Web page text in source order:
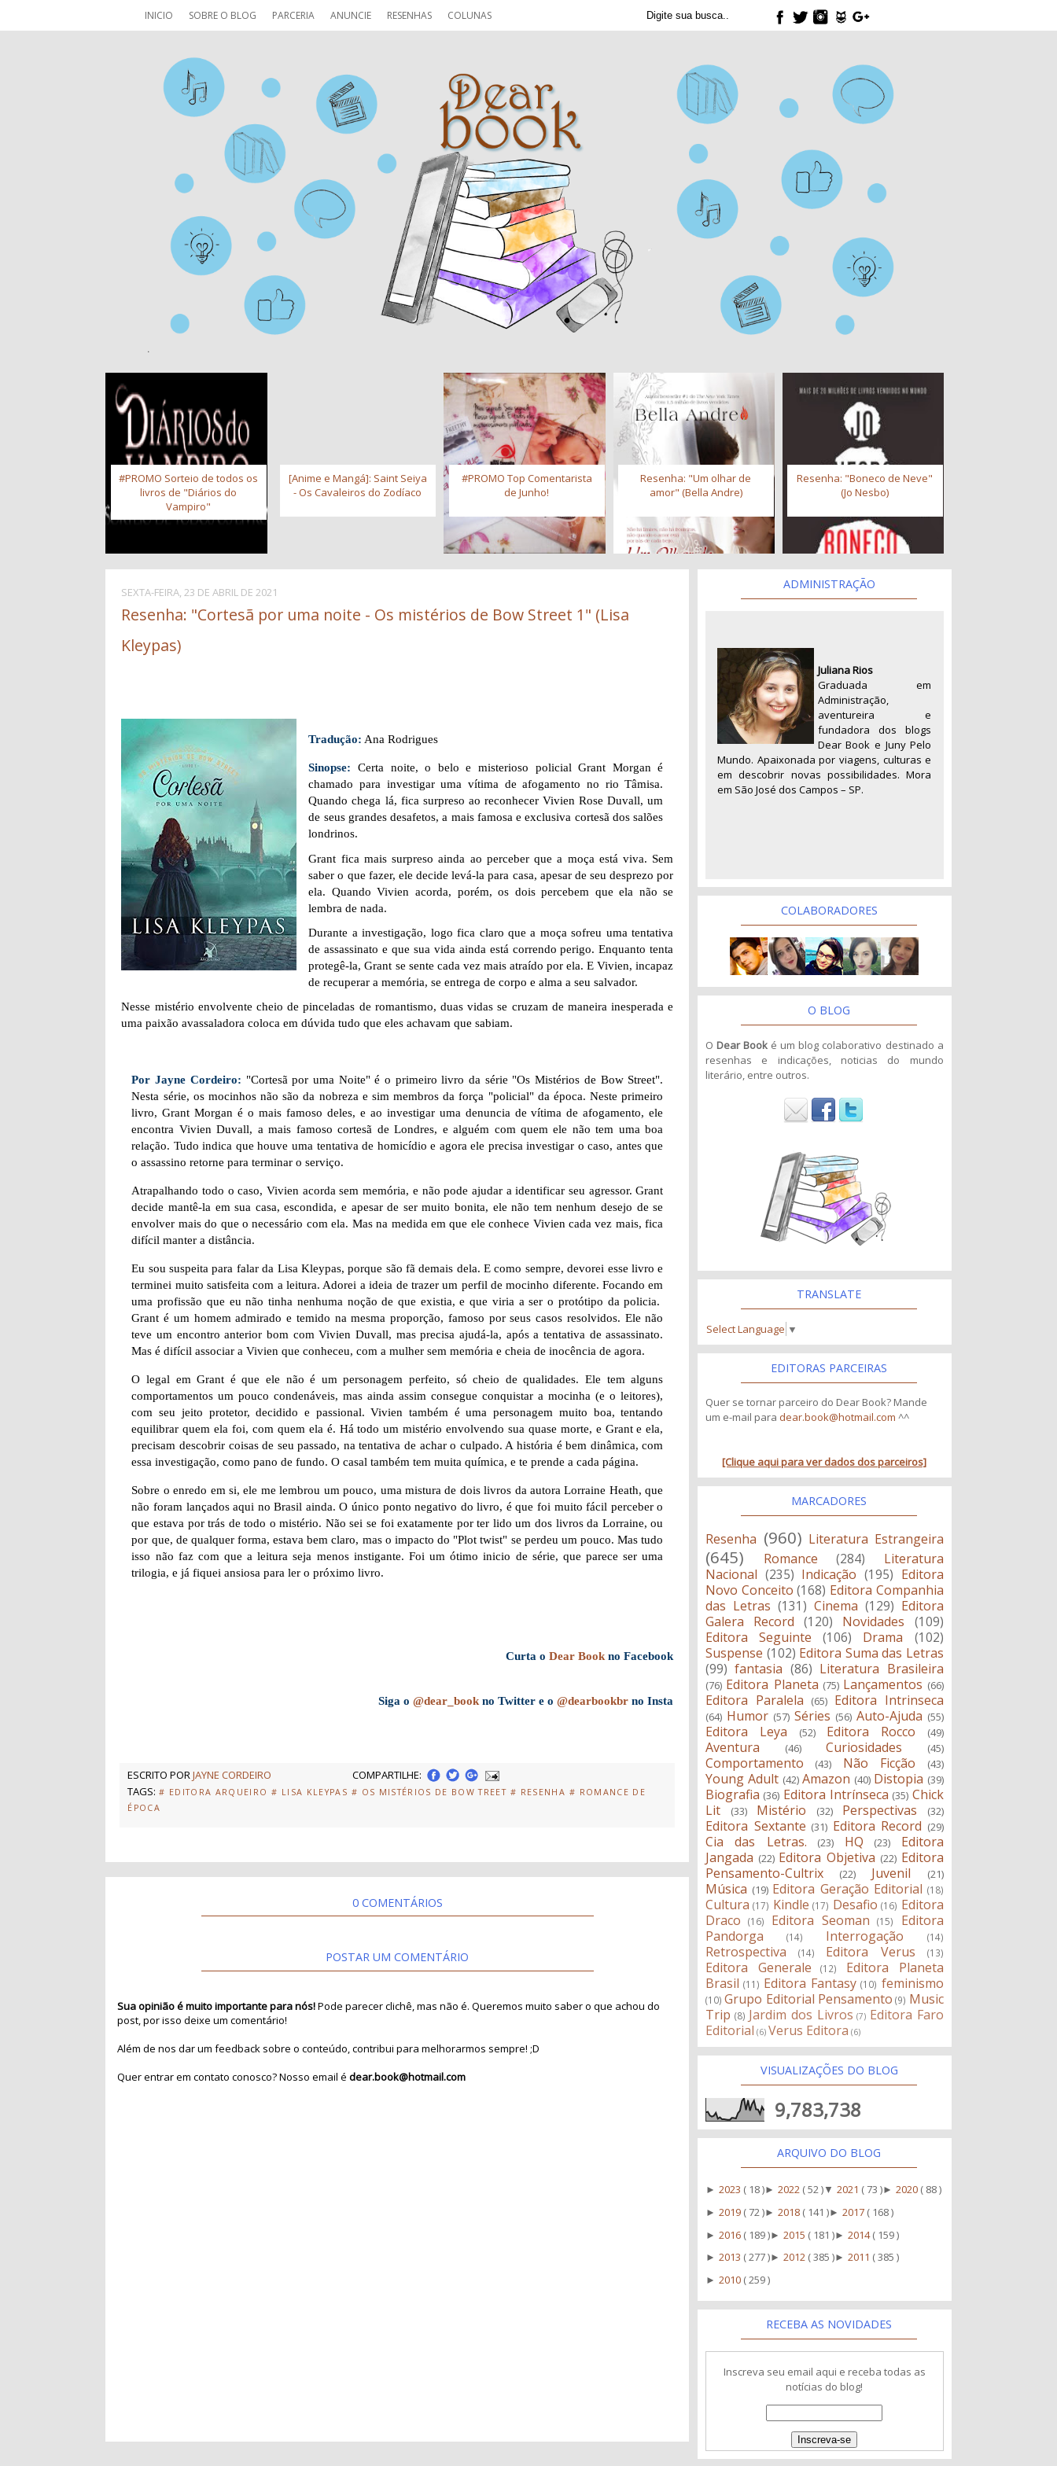
INICIO SOBRE O BLOG PARCERIA ANUNCIE RESENHAS COLUNAS
#PROMO Sorteio de todos os
livros de "Diários do
Vampiro"
[Anime e Mangá]: Saint Seiya
- Os Cavaleiros do Zodíaco
#PROMO Top Comentarista
de Junho!
Resenha: "Um olhar de
amor" (Bella Andre)
Resenha: "Boneco de Neve"
(Jo Nesbo)
SEXTA-FEIRA, 23 DE ABRIL DE 2021
Resenha: "Cortesã por uma noite - Os mistérios de Bow Street 1" (Lisa
Kleypas)
Tradução: Ana Rodrigues
Sinopse: Certa noite, o belo e misterioso policial Grant Morgan é
chamado para investigar uma vítima de afogamento no rio Tâmisa.
Quando chega lá, fica surpreso ao reconhecer Vivien Rose Duvall, um
de seus grandes desafetos, a mais famosa e exclusiva cortesã dos salões
londrinos.
Grant fica mais surpreso ainda ao perceber que a moça está viva. Sem
saber o que fazer, ele decide levá-la para casa, apesar de seu desprezo por
ela. Quando Vivien acorda, porém, os dois percebem que ela não se
lembra de nada.
Durante a investigação, logo fica claro que a moça sofreu uma tentativa
de assassinato e que sua vida ainda está correndo perigo. Enquanto tenta
protegê-la, Grant se sente cada vez mais atraído por ela. E Vivien, incapaz
de recuperar a memória, se entrega de corpo e alma a seu salvador.
Nesse mistério envolvente cheio de pinceladas de romantismo, duas vidas se cruzam de maneira inesperada e
uma paixão avassaladora coloca em dúvida tudo que eles achavam que sabiam.
Por Jayne Cordeiro: "Cortesã por uma Noite" é o primeiro livro da série "Os Mistérios de Bow Street".
Nesta série, os mocinhos não são da nobreza e sim membros da força "policial" da época. Neste primeiro
livro, Grant Morgan é o mais famoso deles, e ao investigar uma denuncia de vítima de afogamento, ele
encontra Vivien Duvall, a mais famoso cortesã de Londres, e alguém com quem ele não tem uma boa
relação. Tudo indica que houve uma tentativa de homicídio e agora ele precisa investigar o caso, antes que
o assassino retorne para terminar o serviço.
Atrapalhando todo o caso, Vivien acorda sem memória, e não pode ajudar a identificar seu agressor. Grant
decide mantê-la em sua casa, escondida, e apesar de ser muito bonita, ele não tem nenhum desejo de se
envolver mais do que o necessário com ela. Mas na medida em que ele conhece Vivien cada vez mais, fica
difícil manter a distância.
Eu sou suspeita para falar da Lisa Kleypas, porque são fã demais dela. E como sempre, devorei esse livro e
terminei muito satisfeita com a leitura. Adorei a ideia de trazer um perfil de mocinho diferente. Focando em
uma profissão que eu não tinha nenhuma noção de que existia, e que viria a ser o protótipo da policia.
Grant é um homem admirado e temido na mesma proporção, famoso por seus casos resolvidos. Ele não
teve um encontro anterior bom com Vivien Duvall, mas precisa ajudá-la, após a tentativa de assassinato.
Mas é difícil associar a Vivien que conheceu, com a mulher sem memória e cheia de inocência de agora.
O legal em Grant é que ele não é um personagem perfeito, só cheio de qualidades. Ele tem alguns
comportamentos um pouco condenáveis, mas ainda assim consegue conquistar a mocinha (e o leitores),
com seu jeito protetor, decidido e passional. Vivien também é uma personagem muito boa, tentando
equilibrar quem ela foi, com quem ela é. Há todo um mistério envolvendo sua quase morte, e Grant e ela,
precisam descobrir coisas de seu passado, na tentativa de achar o culpado. A história é bem dinâmica, com
essa investigação, como pano de fundo. O casal também tem muita química, e te prende a cada página.
Sobre o enredo em si, ele me lembrou um pouco, uma mistura de dois livros da autora Lorraine Heath, que
não foram lançados aqui no Brasil ainda. O único ponto negativo do livro, é que foi muito fácil perceber o
que estava por trás de todo o mistério. Não sei se foi exatamente por ter lido um dos livros da Lorraine, ou
por que, de qualquer forma, estava bem claro, mas o impacto do "Plot twist" se perdeu um pouco. Mas tudo
isso não faz com que a leitura seja menos instigante. Foi um ótimo inicio de série, que parece ser uma
trilogia, e já fiquei ansiosa para ler o próximo livro.
Curta oDear Book no Facebook
Siga o@dear_book no Twitter e o@dearbookbr no Insta
ESCRITO PORJAYNE CORDEIRO
COMPARTILHE:
TAGS: # EDITORA ARQUEIRO # LISA KLEYPAS # OS MISTÉRIOS DE BOW TREET # RESENHA # ROMANCE DE
ÉPOCA
0 COMENTÁRIOS
POSTAR UM COMENTÁRIO
Sua opinião é muito importante para nós!Pode parecer clichê, mas não é. Queremos muito saber o que achou do
post, por isso deixe um comentário!
Além de nos dar um feedback sobre o conteúdo, contribui para melhorarmos sempre! ;D
Quer entrar em contato conosco? Nosso email édear.book@hotmail.com
ADMINISTRAÇÃO
Juliana Rios
Graduada em
Administração,
aventureira e
fundadora dos blogs
Dear Book e Juny Pelo
Mundo. Apaixonada por viagens, culturas e
em descobrir novas possibilidades. Mora
em São José dos Campos – SP.
COLABORADORES
O BLOG
O Dear Book é um blog colaborativo destinado a
resenhas e indicações, noticias do mundo
literário, entre outros.
TRANSLATE
Select Language ▼
EDITORAS PARCEIRAS
Quer se tornar parceiro do Dear Book? Mande
um e-mail para dear.book@hotmail.com ^^
[Clique aqui para ver dados dos parceiros]
MARCADORES
Resenha (960) Literatura Estrangeira
(645) Romance (284)
Literatura
Nacional (235) Indicação (195) Editora
Novo Conceito (168) Editora Companhia
das Letras (131) Cinema (129) Editora
Galera Record
(120) Novidades
(109)
Editora Seguinte
(106) Drama
(102)
Suspense (102) Editora Suma das Letras
(99) fantasia (86) Literatura Brasileira
(76) Editora Planeta (75) Lançamentos (66)
Editora Paralela (65) Editora Intrinseca
(64) Humor (57) Séries (56) Auto-Ajuda (55)
Editora Leya (52) Editora Rocco (49)
Aventura (46) Curiosidades (45)
Comportamento (43) Não Ficção (43)
Young Adult (42) Amazon (40) Distopia (39)
Biografia (36) Editora Intrínseca (35) Chick
Lit
(33) Mistério (32) Perspectivas (32)
Editora Sextante (31) Editora Record (29)
Cia das Letras. (23) HQ (23)
Editora
Jangada (22) Editora Objetiva (22) Editora
Pensamento-Cultrix
(22) Juvenil (21)
Música (19) Editora Geração Editorial (18)
Cultura (17) Kindle (17) Desafio (16) Editora
Draco
(16) Editora Seoman (15)
Editora
Pandorga
(14) Interrogação (14)
Retrospectiva (14) Editora Verus (13)
Editora Generale (12)
Editora Planeta
Brasil (11) Editora Fantasy (10) feminismo
(10) Grupo Editorial Pensamento (9) Music
Trip (8) Jardim dos Livros (7) Editora Faro
Editorial (6) Verus Editora (6)
VISUALIZAÇÕES DO BLOG
9,783,738
ARQUIVO DO BLOG
►2023 ( 18 )►2022 ( 52 ) ▼2021 ( 73 )►2020 ( 88 )
►2019 ( 72 )►2018 ( 141 )►2017 ( 168 )
►2016 ( 189 )►2015 ( 181 )►2014( 159 )
►2013 ( 277 )►2012 ( 385 )►2011 ( 385 )
►2010 ( 259 )
RECEBA AS NOVIDADES
Inscreva seu email aqui e receba todas as
notícias do blog!